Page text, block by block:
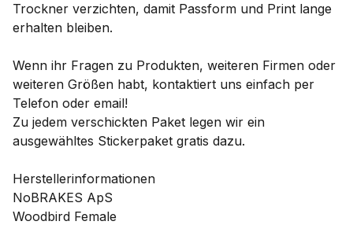
Trockner verzichten, damit Passform und Print lange
erhalten bleiben.
Wenn ihr Fragen zu Produkten, weiteren Firmen oder
weiteren Größen habt, kontaktiert uns einfach per
Telefon oder email!
Zu jedem verschickten Paket legen wir ein
ausgewähltes Stickerpaket gratis dazu.
Herstellerinformationen
NoBRAKES ApS
Woodbird Female